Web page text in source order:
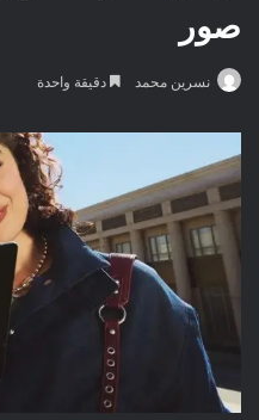
صور
نسرين محمد دقيقة واحدة